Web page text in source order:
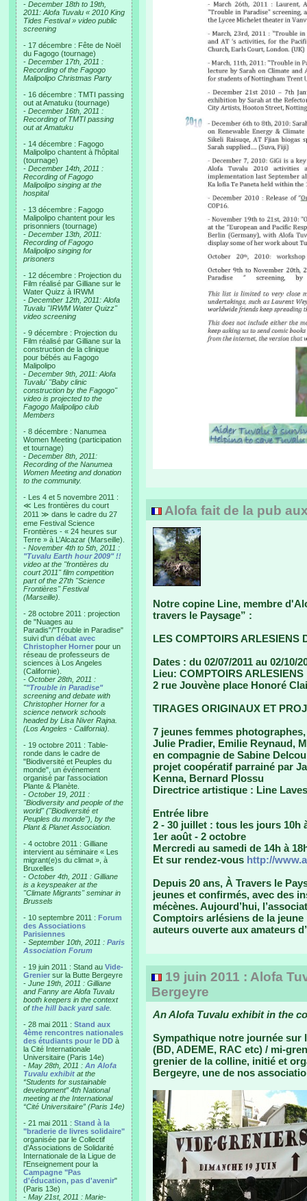
- December 18th to 19th,
2011: Alofa Tuvalu « 2010 King
Tides Festival » video public
screening
- 17 décembre : Fête de Noël
du Fagogo (tournage)
- December 17th, 2011 :
Recording of the Fagogo
Malipolipo Christmas Party
- 16 décembre : TMTI passing
out at Amatuku (tournage)
- December 16th, 2011 :
Recording of TMTI passing
out at Amatuku
- 14 décembre : Fagogo
Malipolipo chantent à l'hôpital
(tournage)
- December 14th, 2011 :
Recording of Fagogo
Malipolipo singing at the
hospital
- 13 décembre : Fagogo
Malipolipo chantent pour les
prisonniers (tournage)
- December 13th, 2011:
Recording of Fagogo
Malipolipo singing for
prisoners
- 12 décembre : Projection du
Film réalisé par Gilliane sur le
Water Quizz à IRWM
- December 12th, 2011: Alofa
Tuvalu "IRWM Water Quizz"
video screening
- 9 décembre : Projection du
Film réalisé par Gilliane sur la
construction de la clinique
pour bébés au Fagogo
Malipolipo
- December 9th, 2011: Alofa
Tuvalu' "Baby clinic
construction by the Fagogo"
video is projected to the
Fagogo Malipolipo club
Members
- 8 décembre : Nanumea
Women Meeting (participation
et tournage)
- December 8th, 2011:
Recording of the Nanumea
Women Meeting and donation
to the community.
- Les 4 et 5 novembre 2011 :
≪ Les frontières du court
2011 ≫ dans le cadre du 27
eme Festival Science
Frontières - « 24 heures sur
Terre » à L’Alcazar (Marseille).
- November 4th to 5th, 2011 :
"Tuvalu Earth hour 2009" !!
video at the "frontières du
court 2011" film competition
part of the 27th "Science
Frontières" Festival
(Marseille).
- 28 octobre 2011 : projection
de "Nuages au
Paradis"/"Trouble in Paradise"
suivi d'un débat avec
Christopher Horner pour un
réseau de professeurs de
sciences à Los Angeles
(Californie).
- October 28th, 2011 :
""Trouble in Paradise"
screening and debate with
Christopher Horner for a
science network schools
headed by Lisa Niver Rajna.
(Los Angeles - California).
- 19 octobre 2011 : Table-
ronde dans le cadre de
"Biodiversité et Peuples du
monde", un événement
organisé par l'association
Plante & Planète.
- October 19, 2011 :
"Biodiversity and people of the
world" ("Biodiversité et
Peuples du monde"), by the
Plant & Planet Association.
- 4 octobre 2011 : Gilliane
intervient au séminaire « Les
migrant(e)s du climat », à
Bruxelles
- October 4th, 2011 : Gilliane
is a keyspeaker at the
"Climate Migrants" seminar in
Brussels
- 10 septembre 2011 : Forum
des Associations
Parisiennes
- September 10th, 2011 : Paris
Association Forum
- 19 juin 2011 : Stand au Vide-
Grenier sur la Butte Bergeyre
- June 19th, 2011 : Gilliane
and Fanny are Alofa Tuvalu
booth keepers in the context
ofthe hill back yard sale
- 28 mai 2011 : Stand aux
4ème rencontres nationales
des étudiants pour le DD à
la Cité Internationale
Universitaire (Paris 14e)
- May 28th, 2011 : An Alofa
Tuvalu exhibit at the
“Students for sustainable
development” 4th National
meeting at the International
“Cité Universitaire” (Paris 14e)
- 21 mai 2011 : Stand à la
"braderie de livres solidaire"
organisée par le Collectif
d'Associations de Solidarité
Internationale de la Ligue de
l'Enseignement pour la
Campagne "Pas
d'éducation, pas d'avenir"
(Paris 13e)
- May 21st, 2011 : Marie-
Alofa fait de la pub
Notre copine Line, membre
travers le Paysage” :
LES COMPTOIRS ARLESIENS
Dates : du 02/07/2011 au 02/10/
Lieu: COMPTOIRS ARLESIENS
2 rue Jouvène place Honoré
TIRAGES ORIGINAUX ET
7 jeunes femmes
Julie Pradier, Emilie Reynaud,
en compagnie de Sabine
projet coopératif parrainé par
Kenna, Bernard Plossu
Directrice artistique : Line
Entrée libre
2 - 30 juillet : tous les jours 10h
1er août - 2 octobre
Mercredi au samedi de 14h à
Et sur rendez-vous http://
Depuis 20 ans, À Travers le
jeunes et confirmés, avec des
mécènes. Aujourd’hui,
Comptoirs arlésiens de la
auteurs ouverte aux amateurs
19 juin 2011 : Alofa
Bergeyre
An Alofa Tuvalu exhibit in the
Sympathique notre journée sur
(BD, ADEME, RAC etc) / mi-
grenier de la colline, initié et
Bergeyre, une de nos